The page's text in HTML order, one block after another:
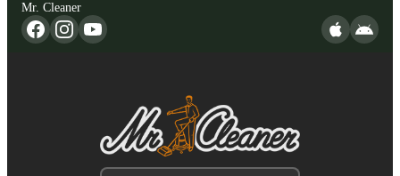
Mr. Cleaner